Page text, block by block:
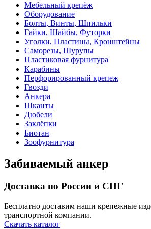
Мебельный крепёж
Оборудование
Болты, Винты, Шпильки
Гайки, Шайбы, Футорки
Уголки, Пластины, Кронштейны
Саморезы, Шурупы
Пластиковая фурнитура
Карабины
Перфорированный крепеж
Гвозди
Анкера
Шканты
Дюбели
Заклёпки
Биотан
Зоофурнитура
Забиваемый анкер
Доставка по России и СНГ
Бесплатно доставим наши крепежные
транспортной компании.
Скачать каталог